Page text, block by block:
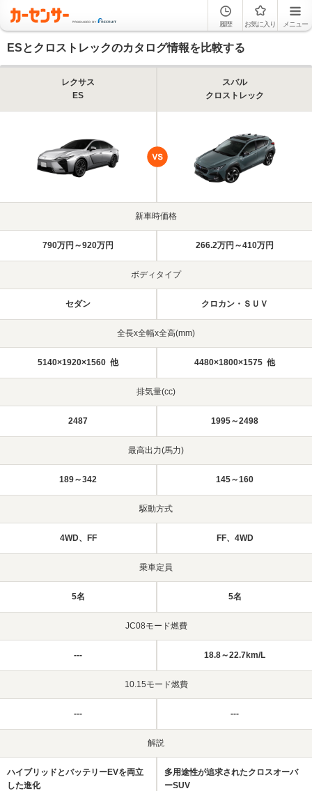
履歴 お気に入り メニュー
ESとクロストレックのカタログ情報を比較する
レクサス
ES
スバル
クロストレック
新車時価格
790万円～920万円 266.2万円～410万円
ボディタイプ
セダン クロカン・ＳＵＶ
全長x全幅x全高(mm)
5140×1920×1560 他 4480×1800×1575 他
排気量(cc)
2487 1995～2498
最高出力(馬力)
189～342 145～160
駆動方式
4WD、FF FF、4WD
乗車定員
5名 5名
JC08モード燃費
--- 18.8～22.7km/L
10.15モード燃費
--- ---
解説
ハイブリッドとバッテリーEVを両立
した進化
多用途性が追求されたクロスオーバ
ーSUV